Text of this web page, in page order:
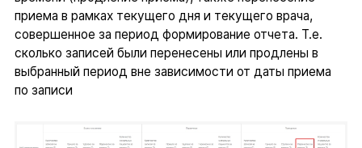
приема в рамках текущего дня и текущего врача,
совершенное за период формирование отчета. Т.е.
сколько записей были перенесены или продлены в
выбранный период вне зависимости от даты приема
по записи